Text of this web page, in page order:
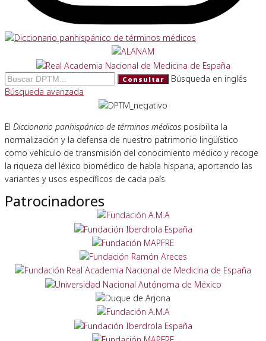
Consultar
Búsqueda en inglés
Búsqueda avanzada
El Diccionario panhispánico de términos médicos posibilita la
normalización y la defensa de nuestro patrimonio lingüístico
como vehículo de transmisión del conocimiento médico y recoge
la riqueza del léxico biomédico de habla hispana, aportando las
variantes y usos específicos de cada país.
Patrocinadores